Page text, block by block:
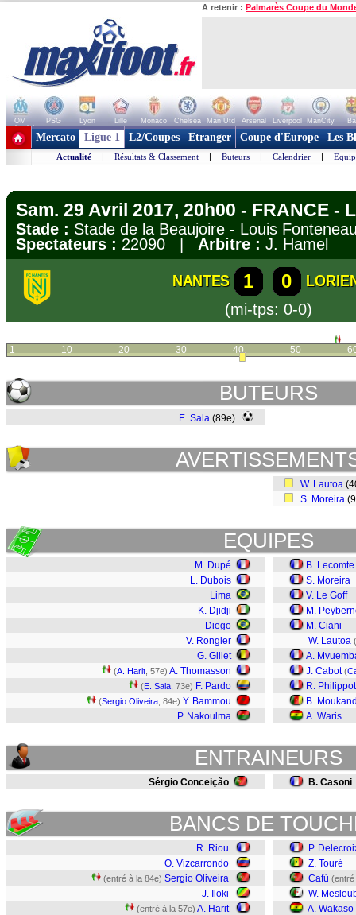
A retenir : Palmarès Coupe du
OM PSG Lyon Lille Monaco Chelsea Man Utd Arsenal Liverpool ManCity
+ de clubs
Mercato Ligue 1 L2/Coupes Etranger Coupe d'Europe Les
Actualité | Résultats & Classement | Buteurs | Calendrier |
Sam. 29 Avril 2017, 20h00 - FRANCE -
Stade : Stade de la Beaujoire - Louis
Spectateurs : 22090 | Arbitre : J. Hamel
NANTES 1 0
(mi-tps: 0-0)
1 10 20 30 40 50
BUTEURS
E. Sala (89e)
W. Lautoa
S. Moreira
EQUIPES
M. Dupé
L. Dubois
Lima
K. Djidji
Diego
V. Rongier
G. Gillet
(A. Harit , 57e) A. Thomasson
(E. Sala , 73e) F. Pardo
(Sergio Oliveira , 84e) Y. Bammou
P. Nakoulma
B. Lecomte
S. Moreira
V. Le Goff
M.
M. Ciani
W. Lautoa (
A.
J. Cabot (
R.
B.
A. Waris
ENTRAINEURS
Sérgio Conceição B. Casoni
BANCS DE
R. Riou
O. Vizcarrondo
(entré à la 84e) Sergio Oliveira
J. Iloki
(entré à la 57e) A. Harit
P.
Z. Touré
Cafú (entré
W.
A. Wakaso